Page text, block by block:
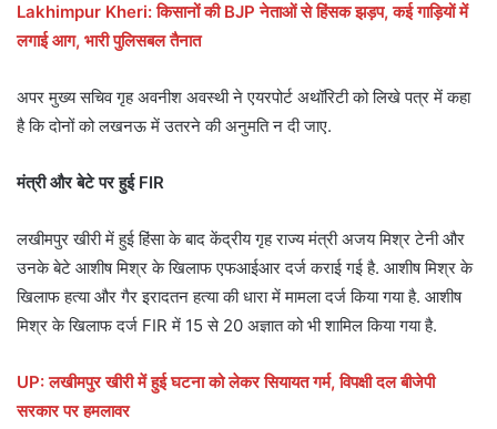
Lakhimpur Kheri: किसानों की BJP नेताओं से हिंसक झड़प, कई गाड़ियों में
लगाई आग, भारी पुलिसबल तैनात
अपर मुख्य सचिव गृह अवनीश अवस्थी ने एयरपोर्ट अथॉरिटी को लिखे पत्र में कहा
है कि दोनों को लखनऊ में उतरने की अनुमति न दी जाए.
मंत्री और बेटे पर हुई FIR
लखीमपुर खीरी में हुई हिंसा के बाद केंद्रीय गृह राज्य मंत्री अजय मिश्र टेनी और
उनके बेटे आशीष मिश्र के खिलाफ एफआईआर दर्ज कराई गई है. आशीष मिश्र के
खिलाफ हत्या और गैर इरादतन हत्या की धारा में मामला दर्ज किया गया है. आशीष
मिश्र के खिलाफ दर्ज FIR में 15 से 20 अज्ञात को भी शामिल किया गया है.
UP: लखीमपुर खीरी में हुई घटना को लेकर सियायत गर्म, विपक्षी दल बीजेपी
सरकार पर हमलावर